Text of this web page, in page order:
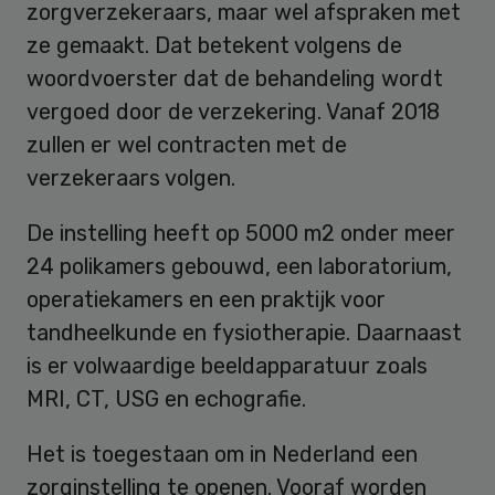
zorgverzekeraars, maar wel afspraken met
ze gemaakt. Dat betekent volgens de
woordvoerster dat de behandeling wordt
vergoed door de verzekering. Vanaf 2018
zullen er wel contracten met de
verzekeraars volgen.
De instelling heeft op 5000 m2 onder meer
24 polikamers gebouwd, een laboratorium,
operatiekamers en een praktijk voor
tandheelkunde en fysiotherapie. Daarnaast
is er volwaardige beeldapparatuur zoals
MRI, CT, USG en echografie.
Het is toegestaan om in Nederland een
zorginstelling te openen. Vooraf worden